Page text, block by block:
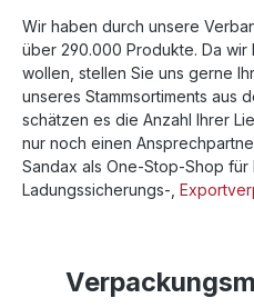
Wir haben durch unsere
über 290.000 Produkte. Da wir
wollen, stellen Sie uns gerne
unseres Stammsortiments aus
schätzen es die Anzahl Ihrer
nur noch einen
Sandax als One-Stop-Shop für
Ladungssicherungs-,